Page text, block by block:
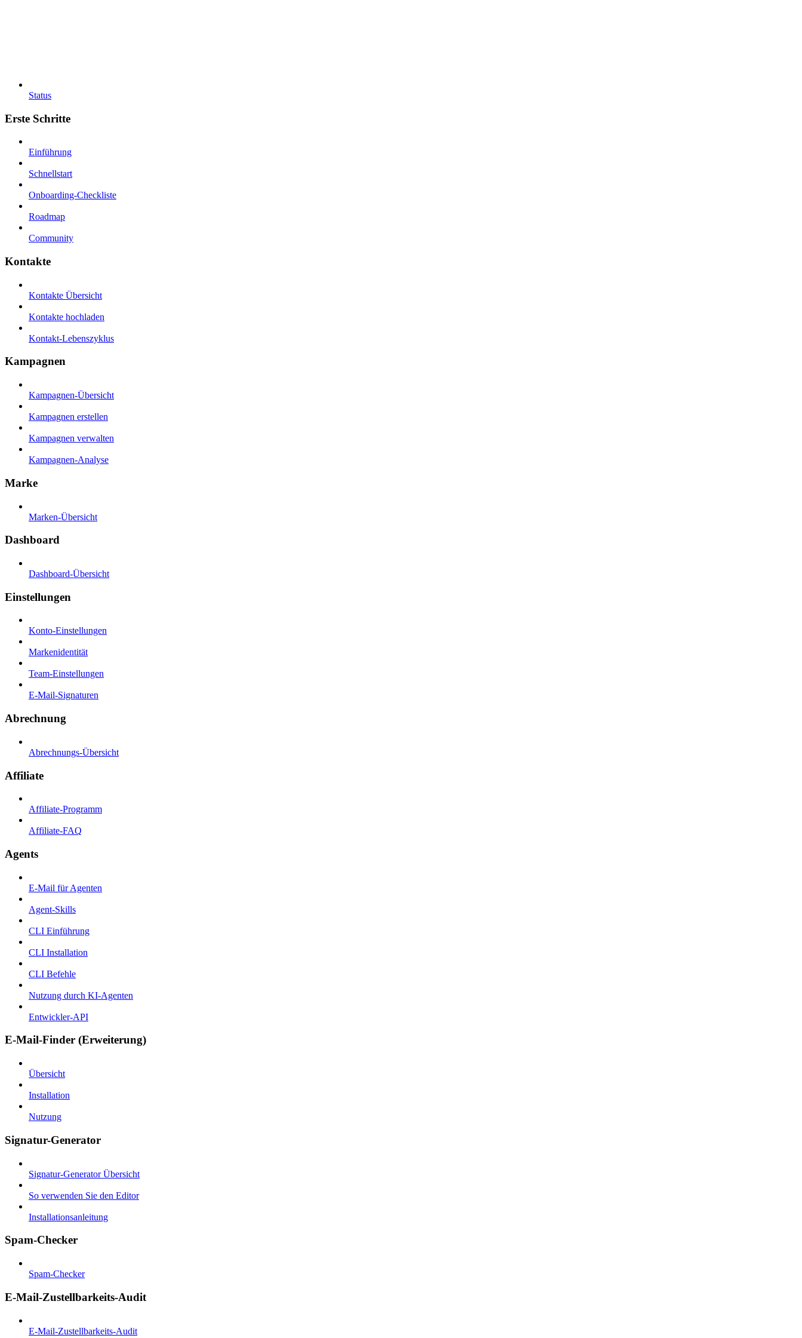
Status
Erste Schritte
Einführung
Schnellstart
Onboarding-Checkliste
Roadmap
Community
Kontakte
Kontakte Übersicht
Kontakte hochladen
Kontakt-Lebenszyklus
Kampagnen
Kampagnen-Übersicht
Kampagnen erstellen
Kampagnen verwalten
Kampagnen-Analyse
Marke
Marken-Übersicht
Dashboard
Dashboard-Übersicht
Einstellungen
Konto-Einstellungen
Markenidentität
Team-Einstellungen
E-Mail-Signaturen
Abrechnung
Abrechnungs-Übersicht
Affiliate
Affiliate-Programm
Affiliate-FAQ
Agents
E-Mail für Agenten
Agent-Skills
CLI Einführung
CLI Installation
CLI Befehle
Nutzung durch KI-Agenten
Entwickler-API
E-Mail-Finder (Erweiterung)
Übersicht
Installation
Nutzung
Signatur-Generator
Signatur-Generator Übersicht
So verwenden Sie den Editor
Installationsanleitung
Spam-Checker
Spam-Checker
E-Mail-Zustellbarkeits-Audit
E-Mail-Zustellbarkeits-Audit